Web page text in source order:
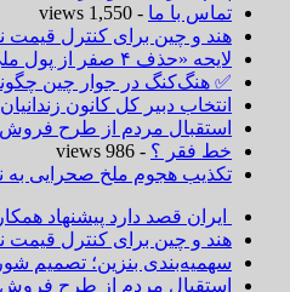
تماس با ما - 1,550 views
هند و چین برای کنترل
لایحه «حذف ۴ صفر از پول ملی» به مجلس رفت
✅ هنگ‌کنگ در جوار چین
انتخاب دبیر کل کانون
استقبال مردم از طرح فروش
خط فقر ؟ - 986 views
تکذیب هجوم ملخ صحرایی به
ایران قصد دارد پیشنهاد
هند و چین برای کنترل
سهمیه‌بندی بنزین؛ تصمیم
استقبال مردم از طرح فروش